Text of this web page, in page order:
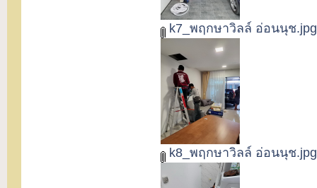
k7_พฤกษาวิลล์ อ่อนนุช.jpg
k8_พฤกษาวิลล์ อ่อนนุช.jpg